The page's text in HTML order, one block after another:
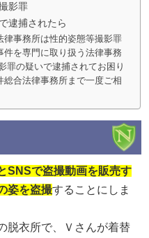
影罪
逮捕されたら
事務所は性的姿態等撮影罪
を専門に取り扱う法律事務
罪の疑いで逮捕されてお困り
合法律事務所まで一度ご相
SNSで盗撮動画を販売す
姿を盗撮することにしま
脱衣所で、Ｖさんが着替